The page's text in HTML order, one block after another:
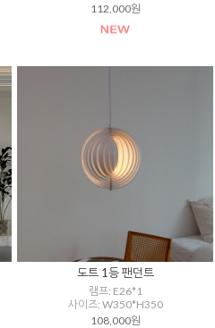
112,000원
도트 1등 팬던트
램프: E26*1
사이즈: W350*H350
108,000원